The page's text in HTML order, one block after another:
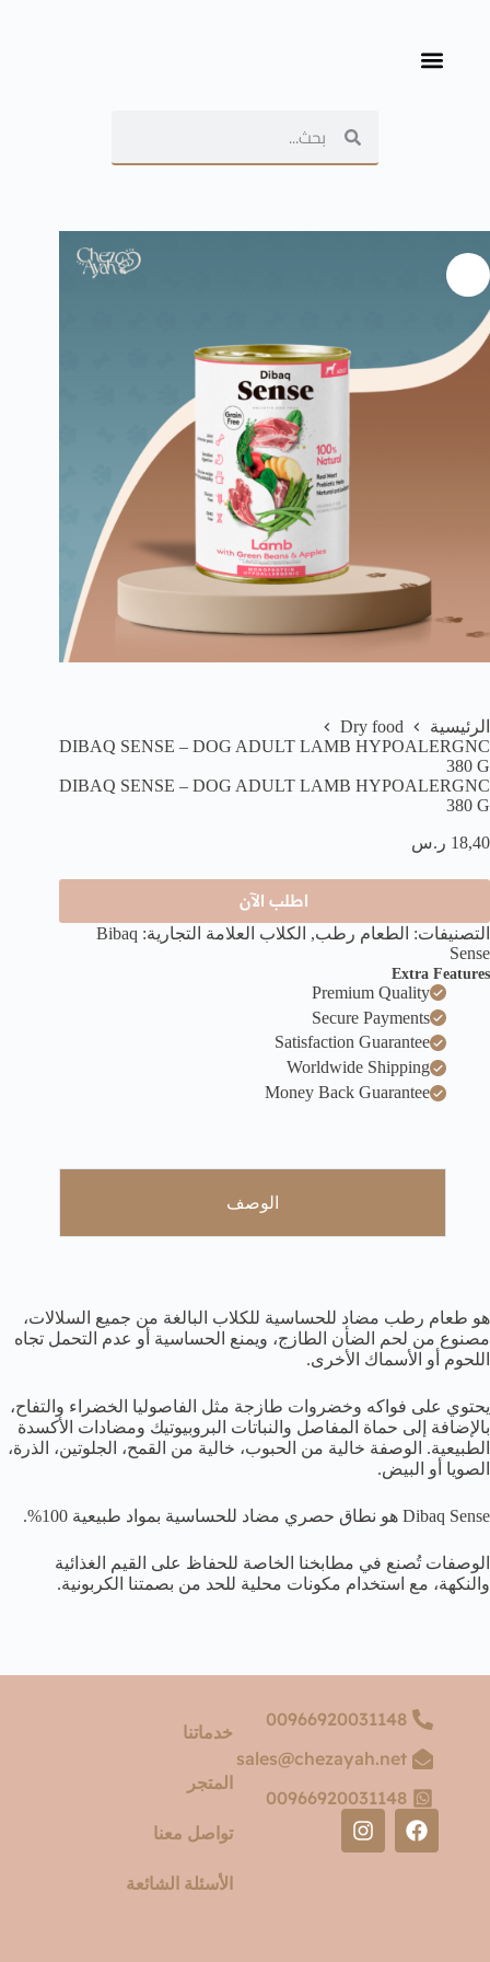
الرئيسية
Dry food
DIBAQ SENSE – DOG ADULT LAMB HYPOALERGNC
380 G
DIBAQ SENSE – DOG ADULT LAMB HYPOALERGNC
380 G
18,40 ر.س
اطلب الآن
التصنيفات: الطعام رطب, الكلاب العلامة التجارية: Bibaq
Sense
Extra Features
Premium Quality
Secure Payments
Satisfaction Guarantee
Worldwide Shipping
Money Back Guarantee
الوصف
هو طعام رطب مضاد للحساسية للكلاب البالغة من جميع السلالات،
مصنوع من لحم الضأن الطازج، ويمنع الحساسية أو عدم التحمل تجاه
اللحوم أو الأسماك الأخرى.
يحتوي على فواكه وخضروات طازجة مثل الفاصوليا الخضراء والتفاح،
بالإضافة إلى حماة المفاصل والنباتات البروبيوتيك ومضادات الأكسدة
الطبيعية. الوصفة خالية من الحبوب، خالية من القمح، الجلوتين، الذرة،
الصويا أو البيض.
Dibaq Sense هو نطاق حصري مضاد للحساسية بمواد طبيعية 100%.
الوصفات تُصنع في مطابخنا الخاصة للحفاظ على القيم الغذائية
والنكهة، مع استخدام مكونات محلية للحد من بصمتنا الكربونية.
00966920031148
sales@chezayah.net
00966920031148
خدماتنا
المتجر
تواصل معنا
الأسئلة الشائعة